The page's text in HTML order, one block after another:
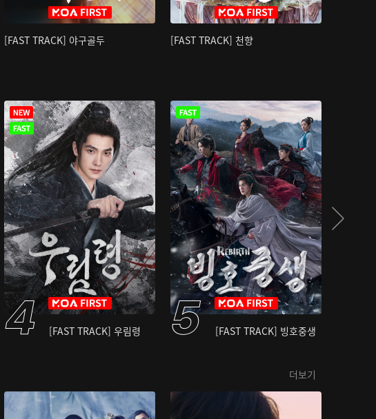
[FAST TRACK] 야구골두 [FAST TRACK] 천향
[FAST TRACK] 우림령 [FAST TRACK] 빙호중생
더보기